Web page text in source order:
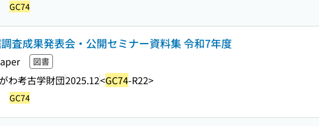
GC74
査成果発表会・公開セミナー資料集 令和7年度
図書
わ考古学財団2025.12<GC74-R22>
GC74